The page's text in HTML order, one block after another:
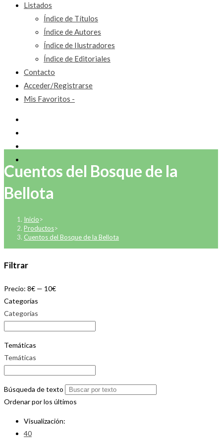
Listados
Índice de Títulos
Índice de Autores
Índice de Ilustradores
Índice de Editoriales
Contacto
Acceder/Registrarse
Mis Favoritos -
Cuentos del Bosque de la
Bellota
Inicio>
Productos>
Cuentos del Bosque de la Bellota
Filtrar
Precio: 8€ — 10€
Categorías
Categorías
Temáticas
Temáticas
Búsqueda de texto
Ordenar por los últimos
Visualización:
40